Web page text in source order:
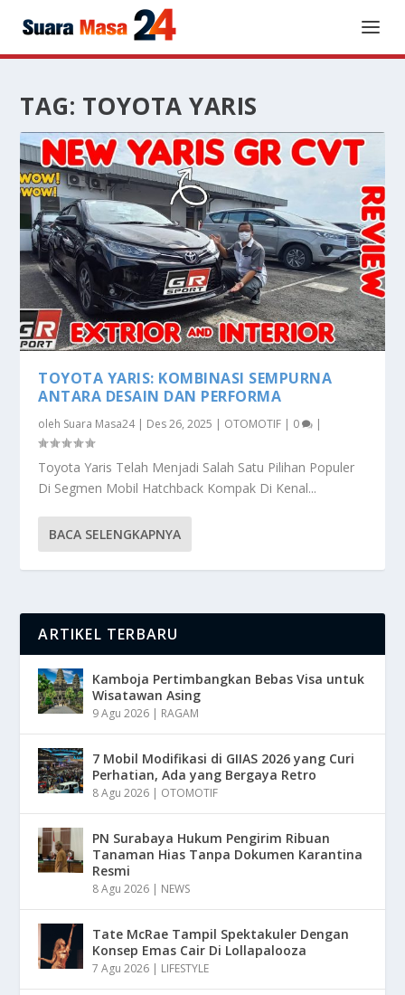
TAG: TOYOTA YARIS
TOYOTA YARIS: KOMBINASI SEMPURNA
ANTARA DESAIN DAN PERFORMA
oleh Suara Masa24| Des 26, 2025 | OTOMOTIF | 0 |
Toyota Yaris Telah Menjadi Salah Satu Pilihan Populer
Di Segmen Mobil Hatchback Kompak Di Kenal...
BACA SELENGKAPNYA
ARTIKEL TERBARU
Kamboja Pertimbangkan Bebas Visa untuk
Wisatawan Asing
9 Agu 2026 | RAGAM
7 Mobil Modifikasi di GIIAS 2026 yang Curi
Perhatian, Ada yang Bergaya Retro
8 Agu 2026 | OTOMOTIF
PN Surabaya Hukum Pengirim Ribuan
Tanaman Hias Tanpa Dokumen Karantina
Resmi
8 Agu 2026 | NEWS
Tate McRae Tampil Spektakuler Dengan
Konsep Emas Cair Di Lollapalooza
7 Agu 2026 | LIFESTYLE